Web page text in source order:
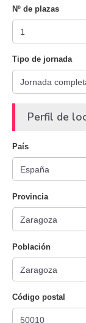
Nº de plazas
Tipo de jornada
Perfil de
País
Provincia
Población
Código postal